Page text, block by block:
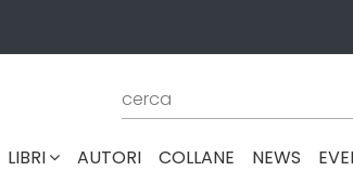
(CURRENT)
LIBRI AUTORI COLLANE NEWS